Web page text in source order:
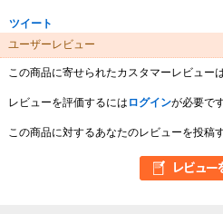
ツイート
ユーザーレビュー
この商品に寄せられたカスタマーレビュー
レビューを評価するには ログインが必要です
この商品に対するあなたのレビューを投稿